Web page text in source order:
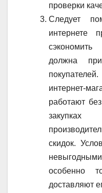
проверки
Следует
интернете
должна
интернет-
работают
скидок.
особенно
доставляют